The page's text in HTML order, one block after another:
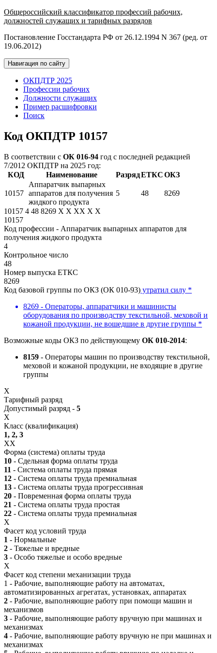
Общероссийский классификатор профессий рабочих,
должностей служащих и тарифных разрядов
Постановление Госстандарта РФ от 26.12.1994 N 367 (ред. от
19.06.2012)
Навигация по сайту
ОКПДТР 2025
Профессии рабочих
Должности служащих
Пример расшифровки
Поиск
Код ОКПДТР 10157
В соответствии с ОК 016-94 год с последней редакцией
7/2012 ОКПДТР на 2025 год:
КОД
Наименование РазрядЕТКСОКЗ
10157
Аппаратчик выпарных
аппаратов для получения
жидкого продукта
5 48 8269
10157 4 48 8269 X X XX X X
10157
Код профессии - Аппаратчик выпарных аппаратов для
получения жидкого продукта
4
Контрольное число
48
Номер выпуска ЕТКС
8269
Код базовой группы по ОКЗ (ОК 010-93) утратил силу *
8269 - Операторы, аппаратчики и машинисты
оборудования по производству текстильной, меховой и
кожаной продукции, не вошедшие в другие группы *
Возможные коды ОКЗ по действующему ОК 010-2014:
8159 - Операторы машин по производству текстильной,
меховой и кожаной продукции, не входящие в другие
группы
X
Тарифный разряд
Допустимый разряд - 5
X
Класс (квалификация)
1, 2, 3
XX
Форма (система) оплаты труда
10 - Сдельная форма оплаты труда
11 - Система оплаты труда прямая
12 - Система оплаты труда премиальная
13 - Система оплаты труда прогрессивная
20 - Повременная форма оплаты труда
21 - Система оплаты труда простая
22 - Система оплаты труда премиальная
X
Фасет код условий труда
1 - Нормальные
2 - Тяжелые и вредные
3 - Особо тяжелые и особо вредные
X
Фасет код степени механизации труда
1 - Рабочие, выполняющие работу на автоматах,
автоматизированных агрегатах, установках, аппаратах
2 - Рабочие, выполняющие работу при помощи машин и
механизмов
3 - Рабочие, выполняющие работу вручную при машинах и
механизмах
4 - Рабочие, выполняющие работу вручную не при машинах и
механизмах